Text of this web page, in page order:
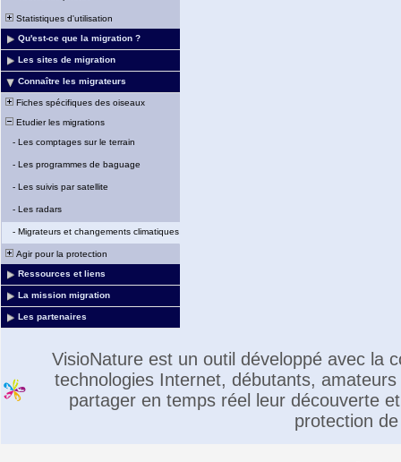
Statistiques d'utilisation
Qu'est-ce que la migration ?
Les sites de migration
Connaître les migrateurs
Fiches spécifiques des oiseaux
Etudier les migrations
- Les comptages sur le terrain
- Les programmes de baguage
- Les suivis par satellite
- Les radars
- Migrateurs et changements climatiques
Agir pour la protection
Ressources et liens
La mission migration
Les partenaires
VisioNature est un outil développé avec la
technologies Internet, débutants,
partager en temps réel leur découverte
protection